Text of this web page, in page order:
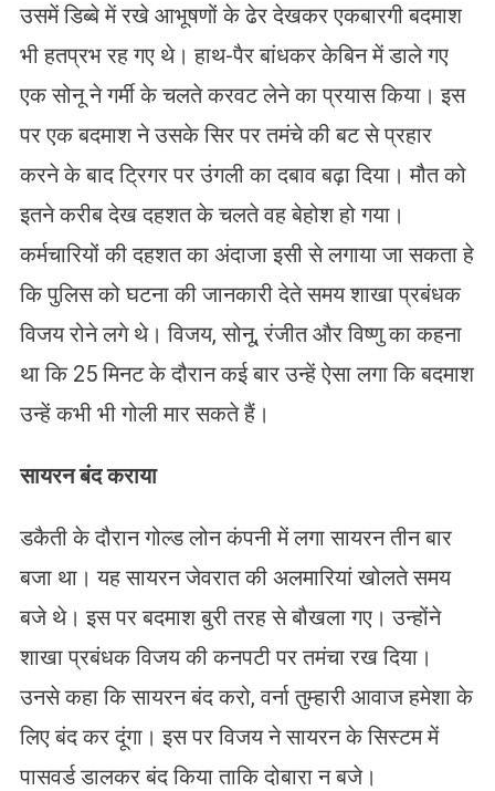
उसमें डिब्बे में रखे आभूषणों के ढेर देखकर एकबारगी बदमाश
भी हतप्रभ रह गए थे। हाथ-पैर बांधकर केबिन में डाले गए
एक सोनू ने गर्मी के चलते करवट लेने का प्रयास किया। इस
पर एक बदमाश ने उसके सिर पर तमंचे की बट से प्रहार
करने के बाद ट्रिगर पर उंगली का दबाव बढ़ा दिया। मौत को
इतने करीब देख दहशत के चलते वह बेहोश हो गया।
कर्मचारियों की दहशत का अंदाजा इसी से लगाया जा सकता हे
कि पुलिस को घटना की जानकारी देते समय शाखा प्रबंधक
विजय रोने लगे थे। विजय, सोनू, रंजीत और विष्णु का कहना
था कि 25 मिनट के दौरान कई बार उन्हें ऐसा लगा कि बदमाश
उन्हें कभी भी गोली मार सकते हैं।
सायरन बंद कराया
डकैती के दौरान गोल्ड लोन कंपनी में लगा सायरन तीन बार
बजा था। यह सायरन जेवरात की अलमारियां खोलते समय
बजे थे। इस पर बदमाश बुरी तरह से बौखला गए। उन्होंने
शाखा प्रबंधक विजय की कनपटी पर तमंचा रख दिया।
उनसे कहा कि सायरन बंद करो, वर्ना तुम्हारी आवाज हमेशा के
लिए बंद कर दूंगा। इस पर विजय ने सायरन के सिस्टम में
पासवर्ड डालकर बंद किया ताकि दोबारा न बजे।